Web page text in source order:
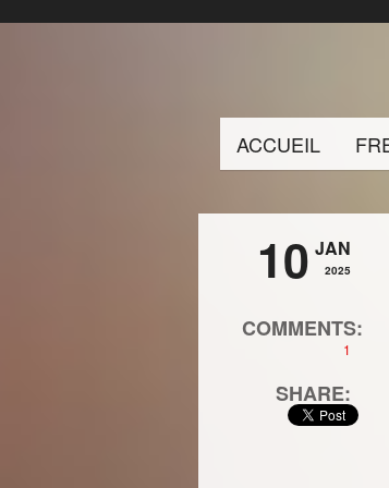
ACCUEIL
10 JAN
2025
COMMENTS:
1
SHARE: